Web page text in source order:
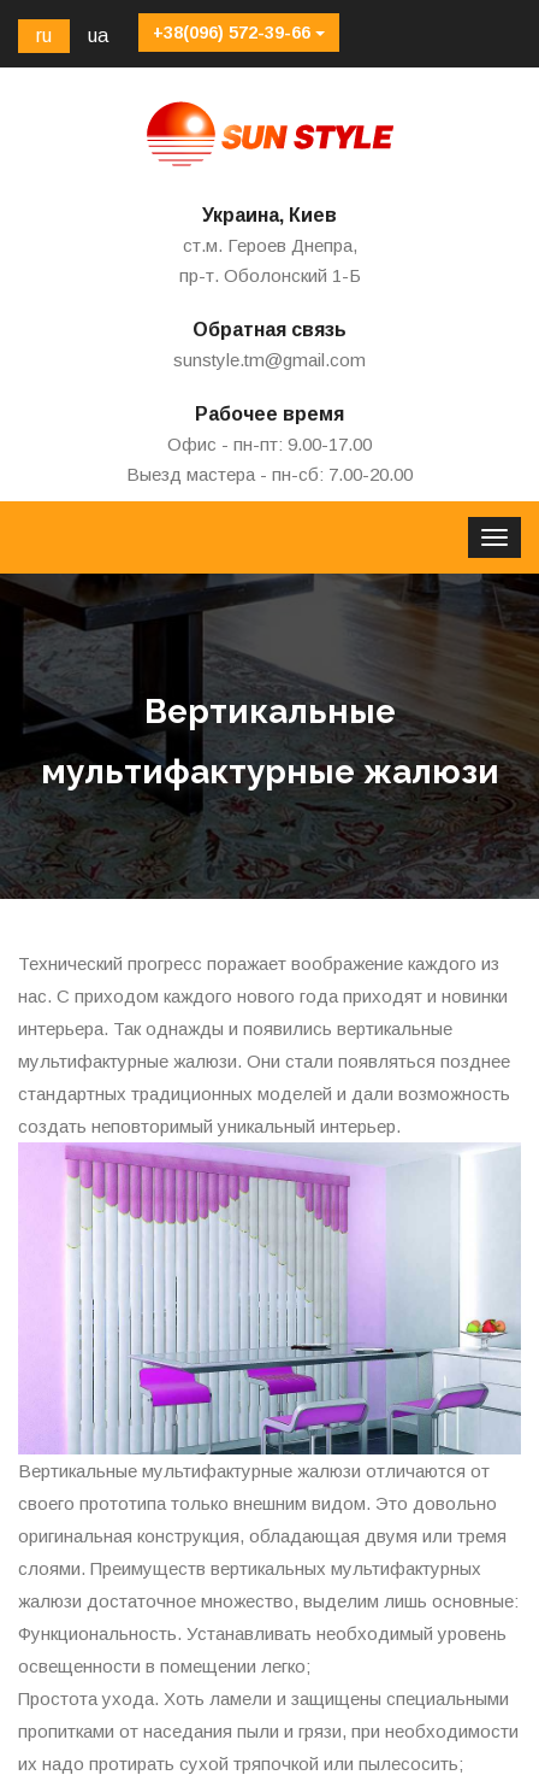
ru ua +38(096) 572-39-66
Украина, Киев
ст.м. Героев Днепра,
пр-т. Оболонский 1-Б
Обратная связь
sunstyle.tm@gmail.com
Рабочее время
Офис - пн-пт: 9.00-17.00
Выезд мастера - пн-сб: 7.00-20.00
Close
Вертикальные
мультифактурные жалюзи
Технический прогресс поражает воображение каждого из
нас. С приходом каждого нового года приходят и новинки
интерьера. Так однажды и появились вертикальные
мультифактурные жалюзи. Они стали появляться позднее
стандартных традиционных моделей и дали возможность
создать неповторимый уникальный интерьер.
Вертикальные мультифактурные жалюзи отличаются от
своего прототипа только внешним видом. Это довольно
оригинальная конструкция, обладающая двумя или тремя
слоями. Преимуществ вертикальных мультифактурных
жалюзи достаточное множество, выделим лишь основные:
Функциональность. Устанавливать необходимый уровень
освещенности в помещении легко;
Простота ухода. Хоть ламели и защищены специальными
пропитками от наседания пыли и грязи, при необходимости
их надо протирать сухой тряпочкой или пылесосить;